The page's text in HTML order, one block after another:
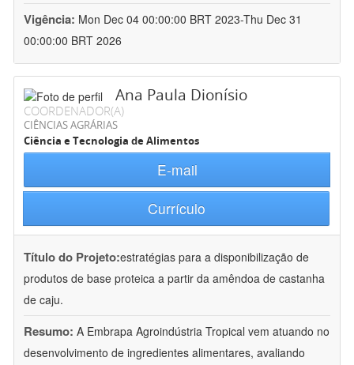
Vigência: Mon Dec 04 00:00:00 BRT 2023-Thu Dec 31
00:00:00 BRT 2026
Ana Paula Dionísio
COORDENADOR(A)
CIÊNCIAS AGRÁRIAS
Ciência e Tecnologia de Alimentos
E-mail
Currículo
Título do Projeto:estratégias para a disponibilização de
produtos de base proteica a partir da amêndoa de castanha
de caju.
Resumo: A Embrapa Agroindústria Tropical vem atuando no
desenvolvimento de ingredientes alimentares, avaliando